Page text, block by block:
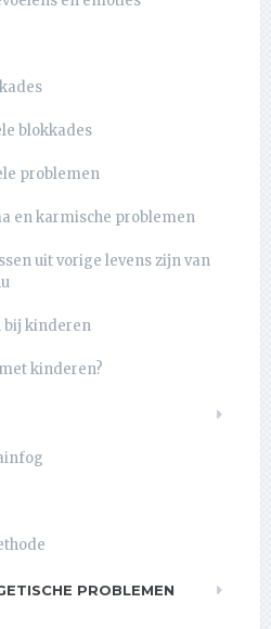
blokkades
problemen
en karmische problemen
uit vorige levens zijn van
bij kinderen
kinderen?
PROBLEMEN